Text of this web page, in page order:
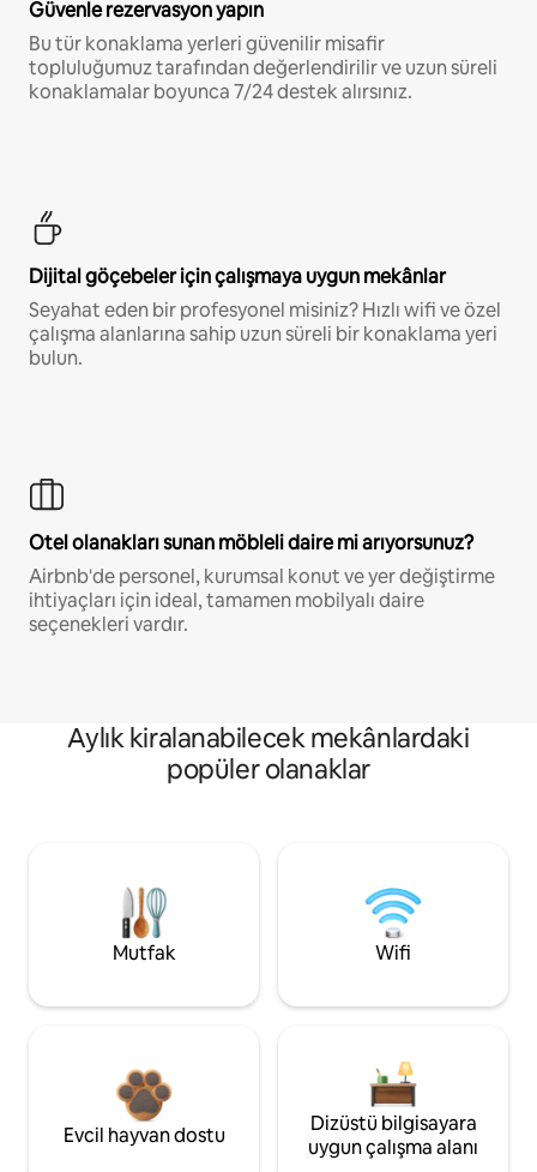
Güvenle rezervasyon yapın
Bu tür konaklama yerleri güvenilir misafir
topluluğumuz tarafından değerlendirilir ve uzun süreli
konaklamalar boyunca 7/24 destek alırsınız.
Dijital göçebeler için çalışmaya uygun mekânlar
Seyahat eden bir profesyonel misiniz? Hızlı wifi ve özel
çalışma alanlarına sahip uzun süreli bir konaklama yeri
bulun.
Otel olanakları sunan möbleli daire mi arıyorsunuz?
Airbnb'de personel, kurumsal konut ve yer değiştirme
ihtiyaçları için ideal, tamamen mobilyalı daire
seçenekleri vardır.
Aylık kiralanabilecek mekânlardaki
popüler olanaklar
Mutfak Wifi
Evcil hayvan dostu
Dizüstü bilgisayara
uygun çalışma alanı